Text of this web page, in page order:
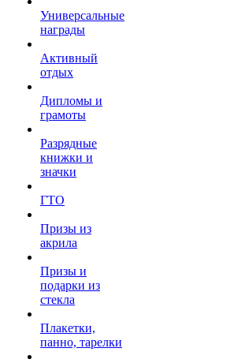
Универсальные
награды
Активный
отдых
Дипломы и
грамоты
Разрядные
книжки и
значки
ГТО
Призы из
акрила
Призы и
подарки из
стекла
Плакетки,
панно, тарелки